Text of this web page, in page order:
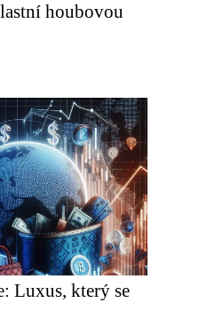
houbovou
Luxus, který se